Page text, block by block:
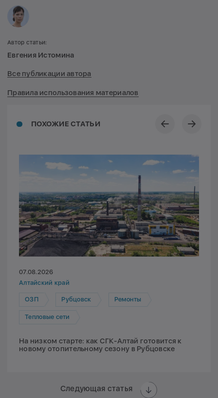
ПОХОЖИЕ СТАТЬИ
07.08.2026
Алтайский край
ОЗП Рубцовск Ремонты
Тепловые сети
На низком старте: как СГК-Алтай готовится к
новому отопительному сезону в Рубцовске
Следующая статья
Автор статьи:
Евгения Истомина
Все публикации автора
Правила использования материалов